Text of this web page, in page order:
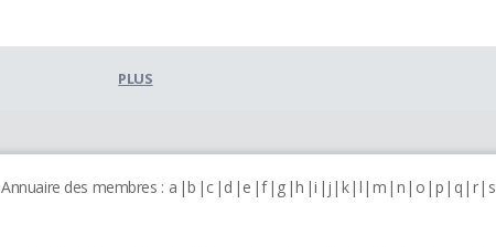
PLUS
Annuaire des membres : a b c d e f g h i j k l m n o p q r s